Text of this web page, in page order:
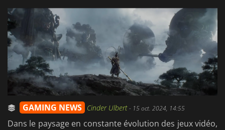
GAMING NEWS Cinder Ulbert- 15 oct. 2024, 14:55
Dans le paysage en constante évolution des jeux vidéo,